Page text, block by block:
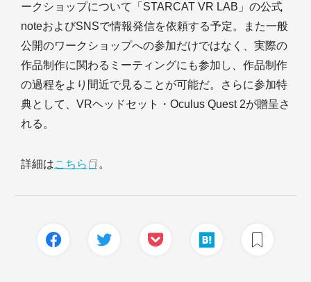
ークショップについて「STARCAT VR LAB」の公式
noteおよびSNSで情報発信を依頼する予定。また一般
公開のワークショップへの参加だけではなく、実際の
作品制作に関わるミーティングにも参加し、作品制作
の過程をより間近で見ることが可能だ。さらに参加特
典として、VRヘッドセット・Oculus Quest 2が贈呈さ
れる。
詳細はこちら 。